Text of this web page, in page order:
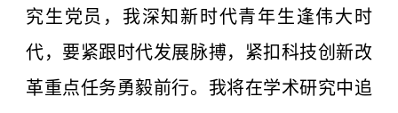
究生党员，我深知新时代青年生逢伟大时
代，要紧跟时代发展脉搏，紧扣科技创新改
革重点任务勇毅前行。我将在学术研究中追